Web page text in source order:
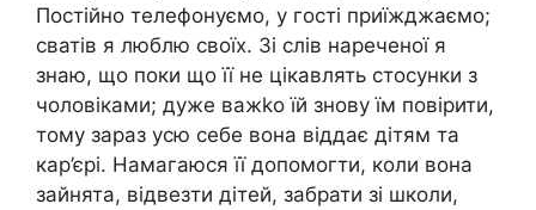
Постійно телефонуємо, у гості приїжджаємо;
сватів я люблю своїх. Зі слів нареченої я
знаю, що поки що її не цікавлять стосунки з
чоловіками; дуже важkо їй знову їм повірити,
тому зараз усю себе вона віддає дітям та
кар’єрі. Намагаюся її допомогти, коли вона
зайнята, відвезти дітей, забрати зі школи,